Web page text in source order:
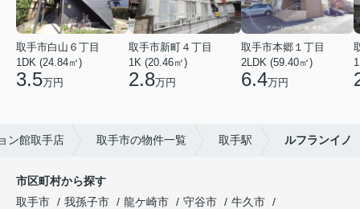
取手市白山６丁目
1DK (24.84㎡)
3.5万円
取手市新町４丁目
1K (20.46㎡)
2.8万円
取手市本郷１丁目
2LDK (59.40㎡)
6.4万円
ン館取手店 取手市の物件一覧 取手駅 ルフランイノ
市区町村から探す
取手市
我孫子市 龍ケ崎市 守谷市
牛久市